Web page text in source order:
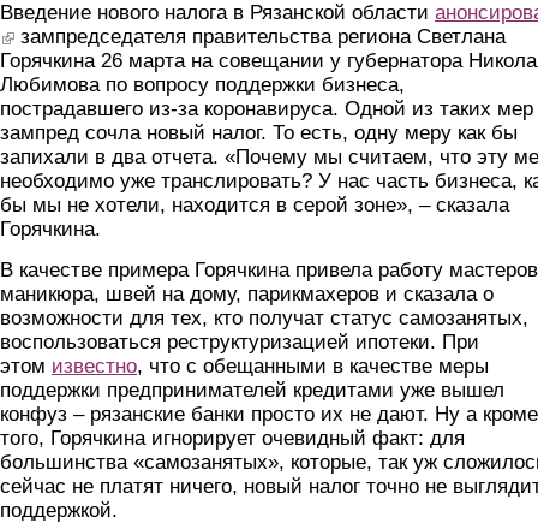
Введение нового налога в Рязанской области
(link is external)
зампредседателя правительства региона Светлана
Горячкина 26 марта на совещании у губернатора
Любимова по вопросу поддержки бизнеса,
пострадавшего из-за коронавируса. Одной из таких мер
зампред сочла новый налог. То есть, одну меру как бы
запихали в два отчета. «Почему мы считаем, что эту
необходимо уже транслировать? У нас часть бизнеса,
бы мы не хотели, находится в серой зоне», – сказала
Горячкина.
В качестве примера Горячкина привела работу мастеров
маникюра, швей на дому, парикмахеров и сказала о
возможности для тех, кто получат статус самозанятых,
воспользоваться реструктуризацией ипотеки. При
этом известно, что с обещанными в качестве меры
поддержки предпринимателей кредитами уже вышел
конфуз – рязанские банки просто их не дают. Ну а кроме
того, Горячкина игнорирует очевидный факт: для
большинства «самозанятых», которые, так уж
сейчас не платят ничего, новый налог точно не
поддержкой.